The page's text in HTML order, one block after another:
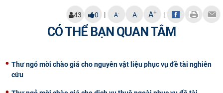
43 0 | A- A A+ |
CÓ THỂ BẠN QUAN TÂM
Thư ngỏ mời chào giá cho nguyên vật liệu phục vụ đề tài nghiên
cứu